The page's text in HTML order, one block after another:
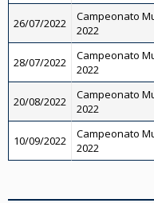
26/07/2022
Campeonato
2022
28/07/2022
Campeonato
2022
20/08/2022
Campeonato
2022
10/09/2022
Campeonato
2022